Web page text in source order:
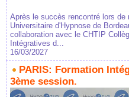
Après le succès rencontré lors de
Universitaire d'Hypnose de
collaboration avec le CHTIP
Intégratives d...
16/03/2027
PARIS: Formation
3ème session.